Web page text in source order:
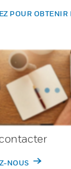
POUR OBTENIR
NOUS